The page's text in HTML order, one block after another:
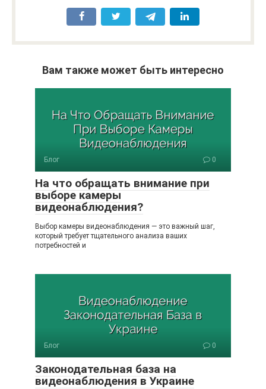
Вам также может быть интересно
Блог 0
На что обращать внимание при
выборе камеры
видеонаблюдения?
Выбор камеры видеонаблюдения — это важный шаг,
который требует тщательного анализа ваших
потребностей и
Блог 0
Законодательная база на
видеонаблюдения в Украине